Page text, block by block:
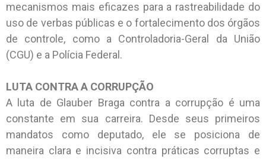
mecanismos mais eficazes para a rastreabilidade do
uso de verbas públicas e o fortalecimento dos órgãos
de controle, como a Controladoria-Geral da União
(CGU) e a Polícia Federal.
LUTA CONTRA A CORRUPÇÃO
A luta de Glauber Braga contra a corrupção é uma
constante em sua carreira. Desde seus primeiros
mandatos como deputado, ele se posiciona de
maneira clara e incisiva contra práticas corruptas e